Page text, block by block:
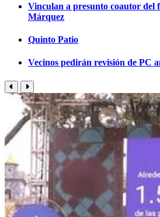
Vinculan a presunto coautor del
Márquez
Quinto Patio
Vecinos pedirán revisión de PC